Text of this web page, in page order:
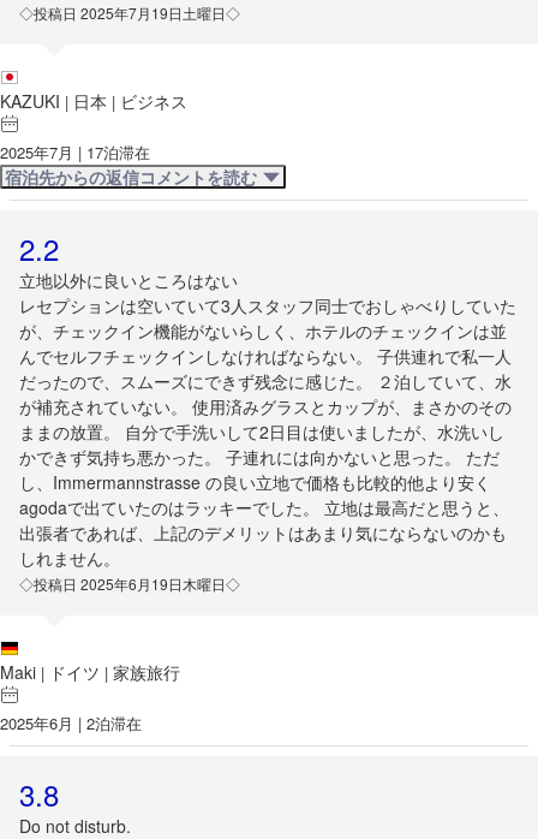
◇投稿日 2025年7月19日土曜日◇
KAZUKI | 日本 | ビジネス
2025年7月 | 17泊滞在
宿泊先からの返信コメントを読む
2.2
立地以外に良いところはない
レセプションは空いていて3人スタッフ同士でおしゃべりしていた
が、チェックイン機能がないらしく、ホテルのチェックインは並
んでセルフチェックインしなければならない。 子供連れで私一人
だったので、スムーズにできず残念に感じた。 ２泊していて、水
が補充されていない。 使用済みグラスとカップが、まさかのその
ままの放置。 自分で手洗いして2日目は使いましたが、水洗いし
かできず気持ち悪かった。 子連れには向かないと思った。 ただ
し、Immermannstrasse の良い立地で価格も比較的他より安く
agodaで出ていたのはラッキーでした。 立地は最高だと思うと、
出張者であれば、上記のデメリットはあまり気にならないのかも
しれません。
◇投稿日 2025年6月19日木曜日◇
Maki | ドイツ | 家族旅行
2025年6月 | 2泊滞在
3.8
Do not disturb.